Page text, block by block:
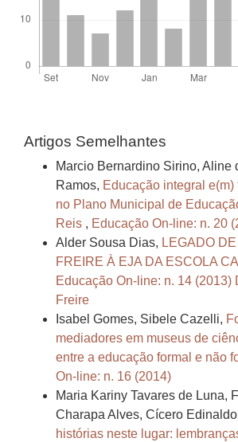
Artigos Semelhantes
Marcio Bernardino Sirino, Aline
Ramos, Educação integral e(m)
no Plano Municipal de
Reis , Educação On-line: n. 20
Alder Sousa Dias, LEGADO
FREIRE À EJA DA ESCOLA
Educação On-line: n. 14 (2013)
Freire
Isabel Gomes, Sibele Cazelli,
mediadores em museus de
entre a educação formal e não
On-line: n. 16 (2014)
Maria Kariny Tavares de Luna,
Charapa Alves, Cícero
histórias neste lugar: